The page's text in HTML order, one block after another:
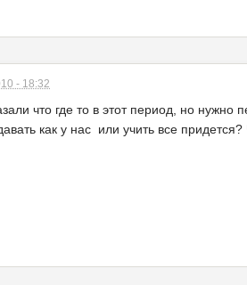
- 18:32
что где то в этот период, но
как у нас или учить все